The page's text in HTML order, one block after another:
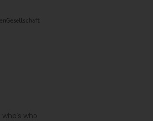
who’s who